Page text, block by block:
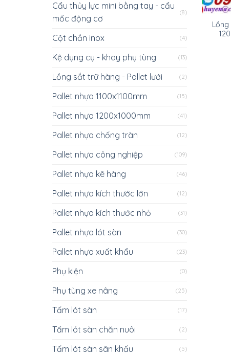
Cẩu thủy lực mini bằng tay - cẩu
mốc động cơ
(8)
Cột chắn inox (4)
Kệ dụng cụ - khay phụ tùng (13)
Lồng sắt trữ hàng - Pallet lưới (2)
Pallet nhựa 1100x1100mm (15)
Pallet nhựa 1200x1000mm (41)
Pallet nhựa chống tràn (12)
Pallet nhựa công nghiệp (109)
Pallet nhựa kê hàng (46)
Pallet nhựa kích thước lớn (12)
Pallet nhựa kích thước nhỏ (31)
Pallet nhựa lót sàn (30)
Pallet nhựa xuất khẩu (23)
Phụ kiện (0)
Phụ tùng xe nâng (25)
Tấm lót sàn (17)
Tấm lót sàn chăn nuôi (2)
Tấm lót sàn sân khấu (5)
Lồng